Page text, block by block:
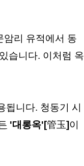
암리 유적에서 동
습니다. 이처럼 옥
됩니다. 청동기 시
'대롱옥'[管玉]이